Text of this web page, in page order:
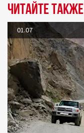
Читайте также
01.07